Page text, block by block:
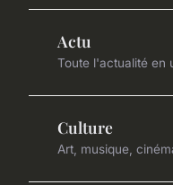
Actu
Toute l'actualité en
Culture
Art, musique,